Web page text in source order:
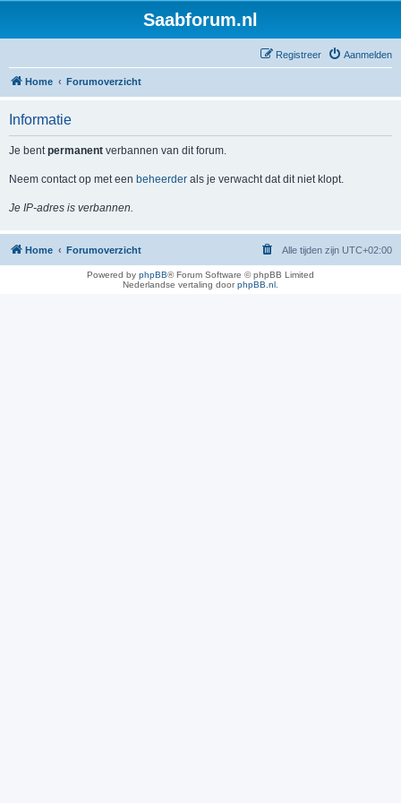
Saabforum.nl
Aanmelden
Registreer
Home Forumoverzicht
Informatie
Je bentpermanent verbannen van dit forum.
Neem contact op met een beheerder als je verwacht dat dit niet klopt.
Je IP-adres is verbannen.
Home Forumoverzicht Alle tijden zijn UTC+02:00
Powered by phpBB® Forum Software © phpBB Limited
Nederlandse vertaling doorphpBB.nl